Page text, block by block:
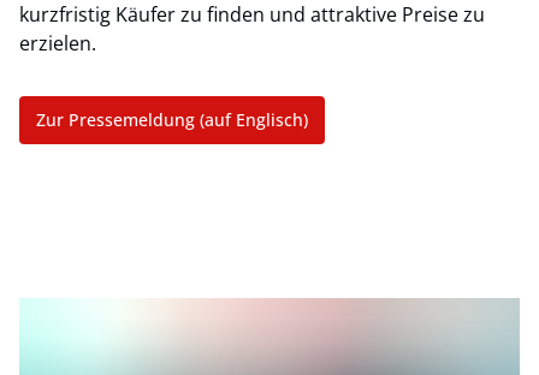
kurzfristig Käufer zu finden und attraktive Preise zu
erzielen.
Zur Pressemeldung (auf Englisch)